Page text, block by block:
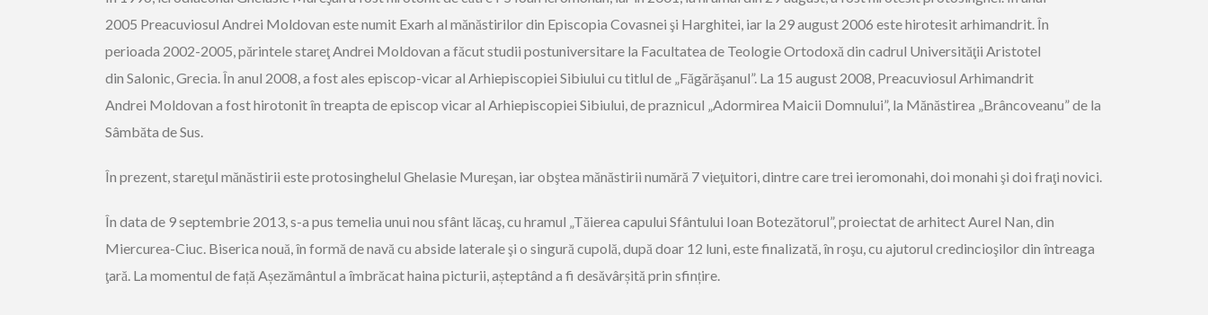
2005 Preacuviosul Andrei Moldovan este numit Exarh al mănăstirilor din Episcopia Covasnei şi Harghitei, iar la 29 august 2006 este hirotesit arhimandrit. În
perioada 2002-2005, părintele stareţ Andrei Moldovan a făcut studii postuniversitare la Facultatea de Teologie Ortodoxă din cadrul Universităţii Aristotel
din Salonic, Grecia. În anul 2008, a fost ales episcop-vicar al Arhiepiscopiei Sibiului cu titlul de „Făgărăşanul”. La 15 august 2008, Preacuviosul Arhimandrit
Andrei Moldovan a fost hirotonit în treapta de episcop vicar al Arhiepiscopiei Sibiului, de praznicul „Adormirea Maicii Domnului”, la Mănăstirea „Brâncoveanu” de la
Sâmbăta de Sus.
În prezent, stareţul mănăstirii este protosinghelul Ghelasie Mureşan, iar obştea mănăstirii numără 7 vieţuitori, dintre care trei ieromonahi, doi monahi şi doi fraţi novici.
În data de 9 septembrie 2013, s-a pus temelia unui nou sfânt lăcaş, cu hramul „Tăierea capului Sfântului Ioan Botezătorul”, proiectat de arhitect Aurel Nan, din
Miercurea-Ciuc. Biserica nouă, în formă de navă cu abside laterale şi o singură cupolă, după doar 12 luni, este finalizată, în roşu, cu ajutorul credincioşilor din întreaga
ţară. La momentul de față Așezământul a îmbrăcat haina picturii, așteptând a fi desăvârșită prin sfințire.